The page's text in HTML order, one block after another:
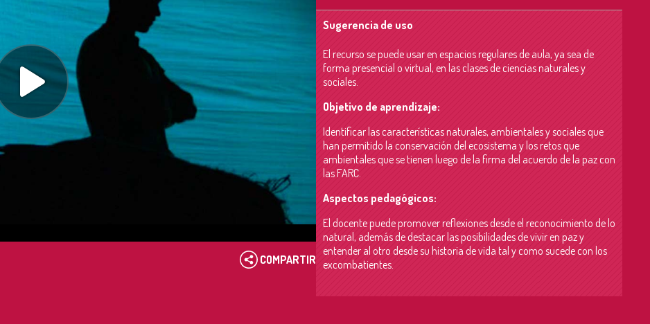
COMPARTIR
Sugerencia de uso
El recurso se puede usar en espacios regulares de aula, ya sea de
forma presencial o virtual, en las clases de ciencias naturales y
sociales.
Objetivo de aprendizaje:
Identificar las características naturales, ambientales y sociales que
han permitido la conservación del ecosistema y los retos que
ambientales que se tienen luego de la firma del acuerdo de la paz con
las FARC.
Aspectos pedagógicos:
El docente puede promover reflexiones desde el reconocimiento de lo
natural, además de destacar las posibilidades de vivir en paz y
entender al otro desde su historia de vida tal y como sucede con los
excombatientes.